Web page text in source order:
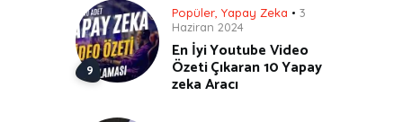
Popüler Yapay Zeka
3
Haziran 2024
En İyi Youtube Video
Özeti Çıkaran 10 Yapay
zeka Aracı